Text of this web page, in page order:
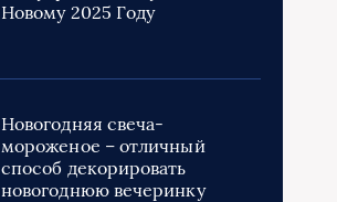
Новому 2025 Году
Новогодняя свеча-
мороженое – отличный
способ декорировать
новогоднюю вечеринку